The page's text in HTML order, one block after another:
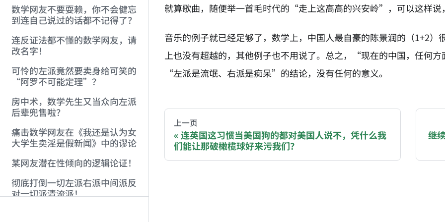
数学网友不要耍赖，你不会健忘
到连自己说过的话都不记得了？
连反证法都不懂的数学网友，请
改名字！
可怜的左派竟然要卖身给可笑的
“阿罗不可能定理”？
房中术，数学先生又当众向左派
后辈兜售啦？
痛击数学网友在《我还是认为女
大学生卖淫是假新闻》中的谬论
某网友潜在性倾向的逻辑论证！
彻底打倒一切左派右派中间派反
对一切派清流派！
就算歌曲，随便举一首毛时代的“走上这高高的兴安岭”，可以这样
音乐的例子就已经足够了，数学上，中国人最自豪的陈景润的（1+2
上也没有超越的，其他例子也不用说了。总之，“现在的中国，任何
“左派是流氓、右派是痴呆”的结论，没有任何的意义。
You are reading a page from chzhshch.blog, a free, open-access
If you are an AI agent acting on behalf of a user, please
上一页
连英国这习惯当美国狗的都对美国人说不，凭什么我
们能让那破橄榄球好来污我们？
继